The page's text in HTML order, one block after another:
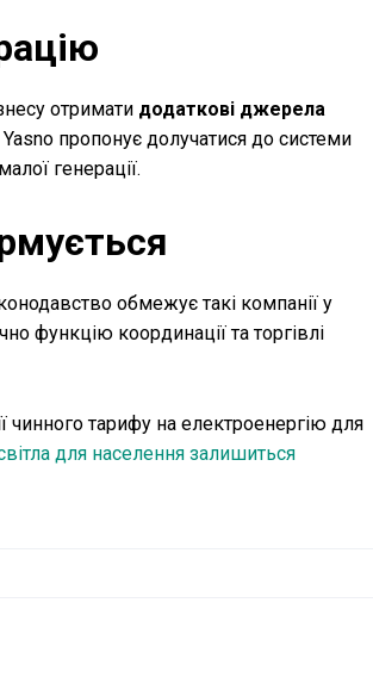
отримати додаткові джерела
Yasno пропонує долучатися до системи
генерації.
обмежує такі компанії у
функцію координації та торгівлі
чинного тарифу на електроенергію для
для населення залишиться